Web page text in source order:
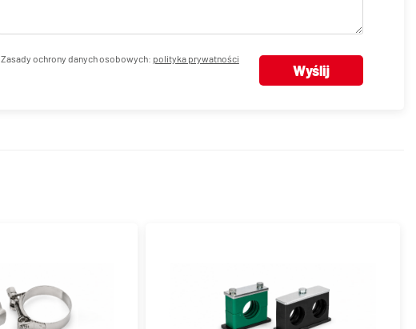
Zasady ochrony danych osobowych: polityka prywatności